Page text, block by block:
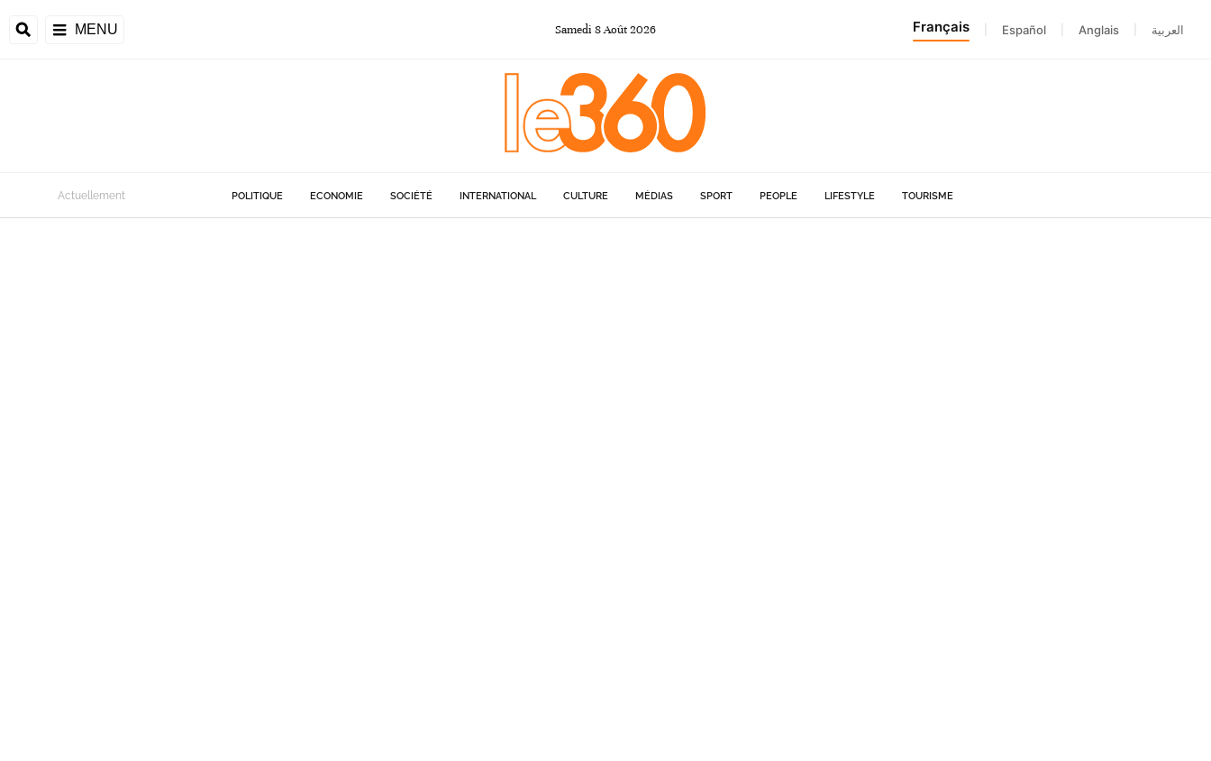
MENU Samedi 8Août2026 Français Español Anglais العربية
Actuellement POLITIQUE ECONOMIE SOCIÉTÉ INTERNATIONAL CULTURE MÉDIAS SPORT PEOPLE LIFESTYLE TOURISME